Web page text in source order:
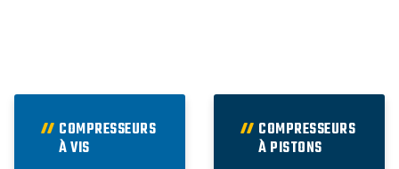
COMPRESSEURS
À VIS
COMPRESSEURS
À PISTONS